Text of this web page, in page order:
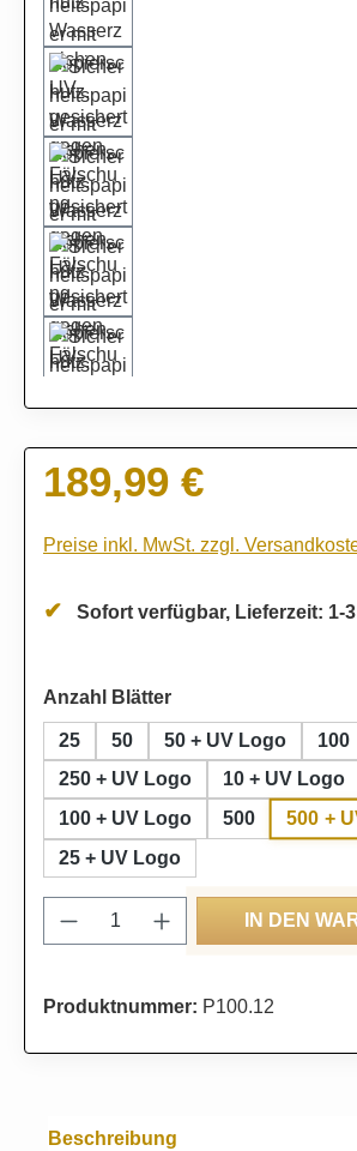
Regulärer Preis:
189,99 €
Preise inkl. MwSt. zzgl.
Sofort verfügbar, Lieferzeit: 1-
Anzahl Blätterauswählen
25 50 50 + UV Logo 100
250 + UV Logo
10 + UV Logo
100 + UV Logo
500 500 +
25 + UV Logo
Produkt Anzahl: Gib den
IN DEN
Produktnummer: P100.12
Beschreibung